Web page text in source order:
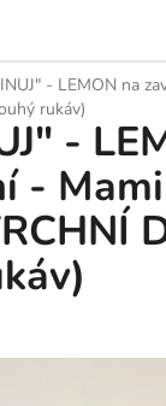
- LEMON na
rukáv)
-
-